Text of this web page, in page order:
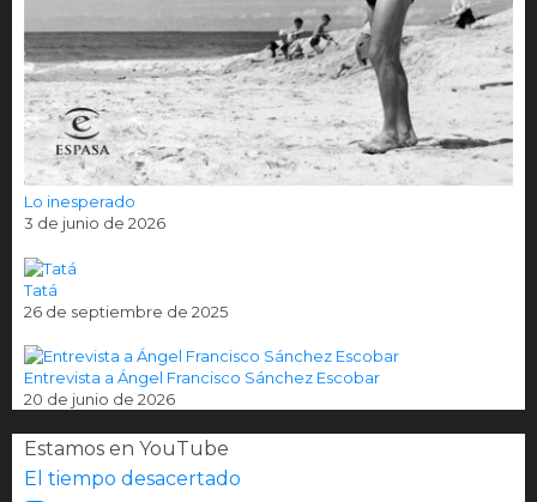
Lo inesperado
3 de junio de 2026
Tatá
26 de septiembre de 2025
Entrevista a Ángel Francisco Sánchez Escobar
20 de junio de 2026
Estamos en YouTube
El tiempo desacertado